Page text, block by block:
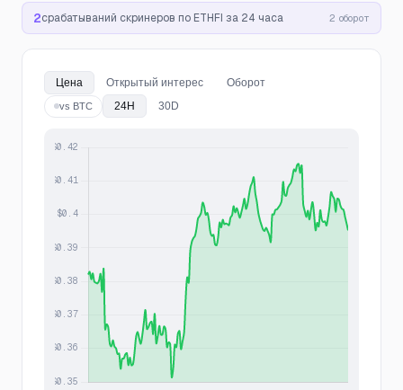
2срабатываний скринеров по ETHFI за 24 часа 2 оборот
Цена Открытый интерес Оборот
vs BTC 24H 30D